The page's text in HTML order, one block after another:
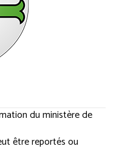
du ministère de
être reportés ou